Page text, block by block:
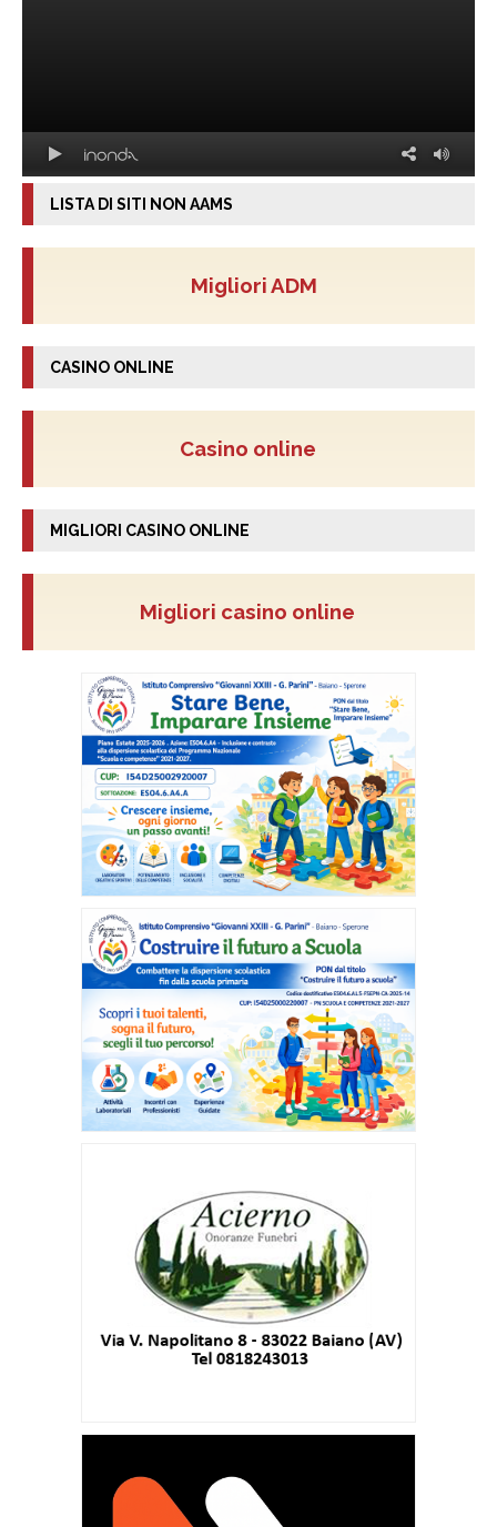
LISTA DI SITI NON AAMS
Migliori ADM
CASINO ONLINE
Casino online
MIGLIORI CASINO ONLINE
Migliori casino online